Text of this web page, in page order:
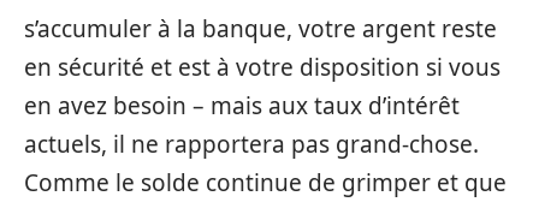
s’accumuler à la banque, votre argent reste
en sécurité et est à votre disposition si vous
en avez besoin – mais aux taux d’intérêt
actuels, il ne rapportera pas grand-chose.
Comme le solde continue de grimper et que